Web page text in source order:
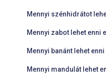
Mennyi szénhidrátot
Mennyi zabot lehet enni
Mennyi banánt lehet enni
Mennyi mandulát lehet